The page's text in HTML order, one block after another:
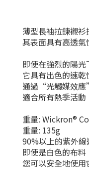
薄型長袖拉鍊襯
其表面具有高透氣
即使在強烈的陽
它具有出色的速乾
通過“光觸媒效應
適合所有熱季活動
重量: Wickron®
重量: 135g
90%以上的紫外線
即使是白色的布
您可以安全地使用